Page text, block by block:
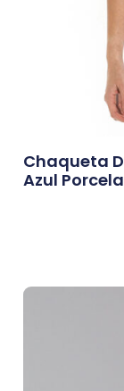
Chaqueta
Azul